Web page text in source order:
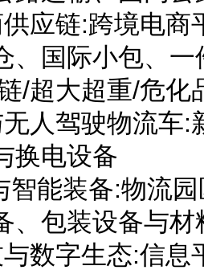
应链:跨境电
、国际小包、
/超大超重/危化
人驾驶物流车
换电设备
智能装备:物流
、包装设备与
数字生态:信